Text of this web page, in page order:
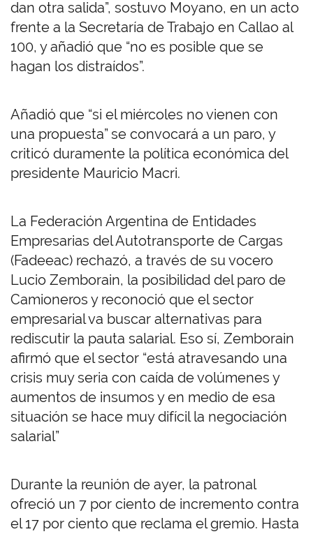
dan otra salida”, sostuvo Moyano, en un acto
frente a la Secretaría de Trabajo en Callao al
100, y añadió que “no es posible que se
hagan los distraídos”.
Añadió que “si el miércoles no vienen con
una propuesta” se convocará a un paro, y
criticó duramente la política económica del
presidente Mauricio Macri.
La Federación Argentina de Entidades
Empresarias del Autotransporte de Cargas
(Fadeeac) rechazó, a través de su vocero
Lucio Zemborain, la posibilidad del paro de
Camioneros y reconoció que el sector
empresarial va buscar alternativas para
rediscutir la pauta salarial. Eso sí, Zemborain
afirmó que el sector “está atravesando una
crisis muy seria con caída de volúmenes y
aumentos de insumos y en medio de esa
situación se hace muy difícil la negociación
salarial”
Durante la reunión de ayer, la patronal
ofreció un 7 por ciento de incremento contra
el 17 por ciento que reclama el gremio. Hasta